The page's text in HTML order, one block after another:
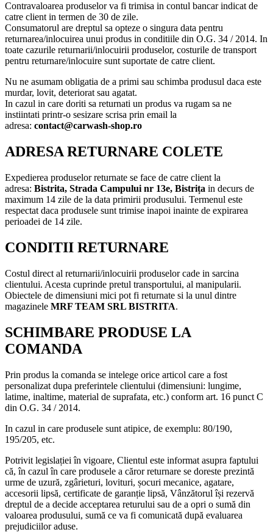
Contravaloarea produselor va fi trimisa in contul bancar indicat de
catre client in termen de 30 de zile.
Consumatorul are dreptul sa opteze o singura data pentru
returnarea/inlocuirea unui produs in conditiile din O.G. 34 / 2014. In
toate cazurile returnarii/inlocuirii produselor, costurile de transport
pentru returnare/inlocuire sunt suportate de catre client.
Nu ne asumam obligatia de a primi sau schimba produsul daca este
murdar, lovit, deteriorat sau agatat.
In cazul in care doriti sa returnati un produs va rugam sa ne
instiintati printr-o sesizare scrisa prin email la
adresa: contact@carwash-shop.ro
ADRESA RETURNARE COLETE
Expedierea produselor returnate se face de catre client la
adresa: Bistrita, Strada Campului nr 13e, Bistrița in decurs de
maximum 14 zile de la data primirii produsului. Termenul este
respectat daca produsele sunt trimise inapoi inainte de expirarea
perioadei de 14 zile.
CONDITII RETURNARE
Costul direct al returnarii/inlocuirii produselor cade in sarcina
clientului. Acesta cuprinde pretul transportului, al manipularii.
Obiectele de dimensiuni mici pot fi returnate si la unul dintre
magazinele MRF TEAM SRL BISTRITA.
SCHIMBARE PRODUSE LA
COMANDA
Prin produs la comanda se intelege orice articol care a fost
personalizat dupa preferintele clientului (dimensiuni: lungime,
latime, inaltime, material de suprafata, etc.) conform art. 16 punct C
din O.G. 34 / 2014.
In cazul in care produsele sunt atipice, de exemplu: 80/190,
195/205, etc.
Potrivit legislației în vigoare, Clientul este informat asupra faptului
că, în cazul în care produsele a căror returnare se doreste prezintă
urme de uzură, zgârieturi, lovituri, șocuri mecanice, agatare,
accesorii lipsă, certificate de garanție lipsă, Vânzătorul își rezervă
dreptul de a decide acceptarea returului sau de a opri o sumă din
valoarea produsului, sumă ce va fi comunicată după evaluarea
prejudiciilor aduse.